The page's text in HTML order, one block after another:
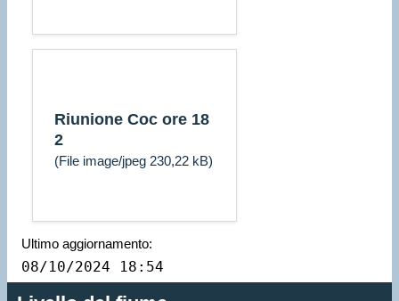
Riunione Coc ore 18
2
(File image/jpeg 230,22 kB)
Ultimo aggiornamento:
08/10/2024 18:54